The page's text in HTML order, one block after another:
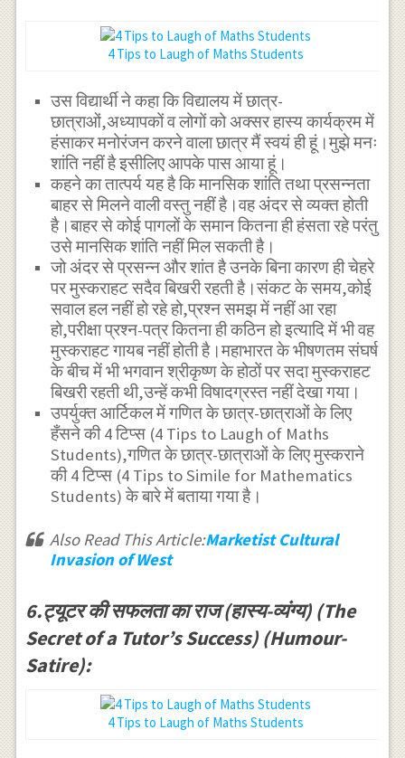
4 Tips to Laugh of Maths Students
उस विद्यार्थी ने कहा कि विद्यालय में छात्र-
छात्राओं,अध्यापकों व लोगों को अक्सर हास्य कार्यक्रम में
हंसाकर मनोरंजन करने वाला छात्र मैं स्वयं ही हूं।मुझे मनः
शांति नहीं है इसीलिए आपके पास आया हूं।
कहने का तात्पर्य यह है कि मानसिक शांति तथा प्रसन्नता
बाहर से मिलने वाली वस्तु नहीं है।वह अंदर से व्यक्त होती
है।बाहर से कोई पागलों के समान कितना ही हंसता रहे परंतु
उसे मानसिक शांति नहीं मिल सकती है।
जो अंदर से प्रसन्न और शांत है उनके बिना कारण ही चेहरे
पर मुस्कराहट सदैव बिखरी रहती है।संकट के समय,कोई
सवाल हल नहीं हो रहे हो,प्रश्न समझ में नहीं आ रहा
हो,परीक्षा प्रश्न-पत्र कितना ही कठिन हो इत्यादि में भी वह
मुस्कराहट गायब नहीं होती है।महाभारत के भीषणतम संघर्ष
के बीच में भी भगवान श्रीकृष्ण के होठों पर सदा मुस्कराहट
बिखरी रहती थी,उन्हें कभी विषादग्रस्त नहीं देखा गया।
उपर्युक्त आर्टिकल में गणित के छात्र-छात्राओं के लिए
हँसने की 4 टिप्स (4 Tips to Laugh of Maths
Students),गणित के छात्र-छात्राओं के लिए मुस्कराने
की 4 टिप्स (4 Tips to Simile for Mathematics
Students) के बारे में बताया गया है।
Also Read This Article:Marketist Cultural
Invasion of West
6.ट्यूटर की सफलता का राज (हास्य-व्यंग्य) (The
Secret of a Tutor’s Success) (Humour-
Satire):
4 Tips to Laugh of Maths Students